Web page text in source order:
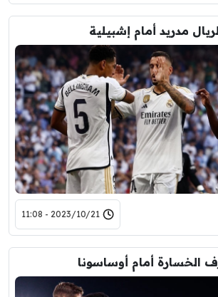
مدريد أمام إشبيلية
2023/10/21 - 11:08
الخسارة أمام أوساسونا